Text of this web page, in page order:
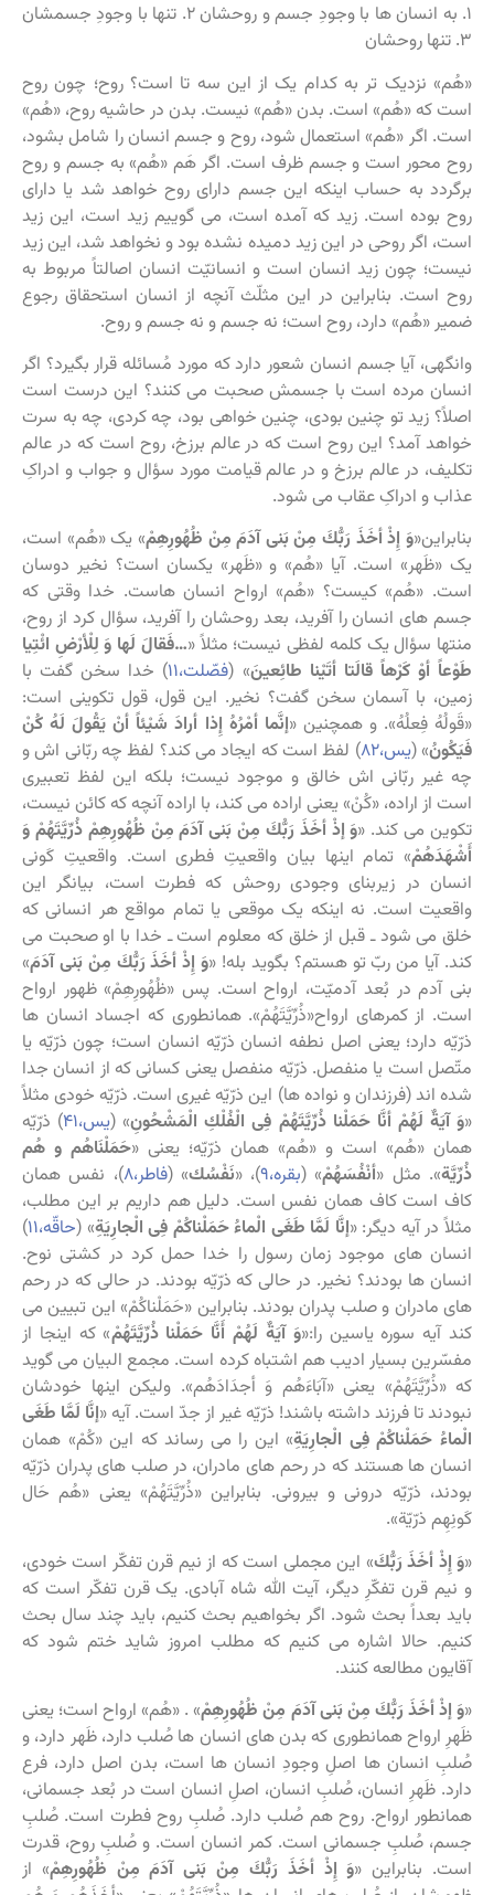
۱. به انسان ها با وجودِ جسم و روحشان ۲. تنها با وجودِ جسمشان
۳. تنها روحشان
«هُم» نزدیک تر به کدام یک از این سه تا است؟ روح؛ چون روح
است که «هُم» است. بدن «هُم» نیست. بدن در حاشیه روح، «هُم»
است. اگر «هُم» استعمال شود، روح و جسم انسان را شامل بشود،
روح محور است و جسم ظرف است. اگر هَم «هُم» به جسم و روح
برگردد به حساب اینکه این جسم دارای روح خواهد شد یا دارای
روح بوده است. زید که آمده است، می گوییم زید است، این زید
است، اگر روحی در این زید دمیده نشده بود و نخواهد شد، این زید
نیست؛ چون زید انسان است و انسانیّت انسان اصالتاً مربوط به
روح است. بنابراین در این مثلّث آنچه از انسان استحقاق رجوع
ضمیر «هُم» دارد، روح است؛ نه جسم و نه جسم و روح.
وانگهی، آیا جسم انسان شعور دارد که مورد مُسائله قرار بگیرد؟ اگر
انسان مرده است با جسمش صحبت می کنند؟ این درست است
اصلاً؟ زید تو چنین بودی، چنین خواهی بود، چه کردی، چه به سرت
خواهد آمد؟ این روح است که در عالم برزخ، روح است که در عالم
تکلیف، در عالم برزخ و در عالم قیامت مورد سؤال و جواب و ادراکِ
عذاب و ادراکِ عقاب می شود.
بنابراین«وَ إِذْ أخَذَ رَبُّكَ مِنْ بَنی‏ آدَمَ مِنْ ظُهُورِهِمْ» یک «هُم» است،
یک «ظَهر» است. آیا «هُم» و «ظَهر» یکسان است؟ نخیر دوسان
است. «هُم» کیست؟ «هُم» ارواح انسان هاست. خدا وقتی که
جسم های انسان را آفرید، بعد روحشان را آفرید، سؤال کرد از روح،
منتها سؤال یک کلمه لفظی نیست؛ مثلاً «…فَقالَ لَها وَ لِلْأرْضِ ائْتِیا
طَوْعاً أوْ كَرْهاً قالَتا أتَیْنا طائِعینَ» (فصّلت،۱۱ ) خدا سخن گفت با
زمین، با آسمان سخن گفت؟ نخیر. این قول، قول تکوینی است:
«قَولُهُ فِعلُهُ». و همچنین «إنَّما أمْرُهُ إِذا أرادَ شَیْئاً أنْ یَقُولَ لَهُ كُنْ
فَیَكُونُ‏» (یس،۸۲
) لفظ است که ایجاد می کند؟ لفظ چه ربّانی اش و
چه غیر ربّانی اش خالق و موجود نیست؛ بلکه این لفظ تعبیری
است از اراده، «كُنْ‏» یعنی اراده می کند، با اراده آنچه که کائن نیست،
تکوین می کند. «وَ إذْ أخَذَ رَبُّكَ مِنْ بَنی‏ آدَمَ مِنْ ظُهُورِهِمْ ذُرِّیَّتَهُمْ وَ
أَشْهَدَهُمْ» تمام اینها بیان واقعیتِ فطری است. واقعیتِ کَونی
انسان در زیربنای وجودی روحش که فطرت است، بیانگر این
واقعیت است. نه اینکه یک موقعی یا تمام مواقع هر انسانی که
خلق می شود ـ قبل از خلق که معلوم است ـ خدا با او صحبت می
کند. آیا من ربّ تو هستم؟ بگوید بله! «وَ إِذْ أخَذَ رَبُّكَ مِنْ بَنی‏ آدَمَ»
بنی آدم در بُعد آدمیّت، ارواح است. پس «ظُهُورِهِمْ» ظهور ارواح
است. از کمرهای ارواح«ذُرِّیَّتَهُمْ». همانطوری که اجساد انسان ها
ذرّیّه دارد؛ یعنی اصل نطفه انسان ذرّیّه انسان است؛ چون ذرّیّه یا
متّصل است یا منفصل. ذرّیّه منفصل یعنی کسانی که از انسان جدا
شده اند (فرزندان و نواده ها) این ذرّیّه غیری است. ذرّیّه خودی مثلاً
«وَ آیَةٌ لَهُمْ أنَّا حَمَلْنا ذُرِّیَّتَهُمْ فِی الْفُلْكِ الْمَشْحُونِ‏» (یس،۴۱ ) ذرّیّه
همان «هُم» است و «هُم» همان ذرّیّه؛ یعنی «حَمَلْنَاهُم و هُم
ذُرِّیَّة». مثل «أنْفُسَهُمْ» (بقره،۹ )، «نَفْسُك» (فاطر،۸ )، نفس همان
کاف است کاف همان نفس است. دلیل هم داریم بر این مطلب،
مثلاً در آیه دیگر: «إنَّا لَمَّا طَغَى الْماءُ حَمَلْناكُمْ فِی الْجارِیَةِ» (حاقّه،۱۱ )
انسان های موجود زمان رسول را خدا حمل کرد در کشتی نوح.
انسان ها بودند؟ نخیر. در حالی که ذرّیّه بودند. در حالی که در رحم
های مادران و صلب پدران بودند. بنابراین «حَمَلْناكُمْ» این تبیین می
کند آیه سوره یاسین را:«وَ آیَةٌ لَهُمْ أَنَّا حَمَلْنا ذُرِّیَّتَهُمْ» که اینجا از
مفسّرین بسیار ادیب هم اشتباه کرده است. مجمع البیان می گوید
که «ذُرِّیَّتَهُمْ» یعنی «آبَاءَهُم وَ أجدَادَهُم». ولیکن اینها خودشان
نبودند تا فرزند داشته باشند! ذرّیّه غیر از جدّ است. آیه «إنَّا لَمَّا طَغَى
الْماءُ حَمَلْناكُمْ فِی الْجارِیَةِ» این را می رساند که این «كُمْ» همان
انسان ها هستند که در رحم های مادران، در صلب های پدران ذرّیّه
بودند، ذرّیّه درونی و بیرونی. بنابراین «ذُرِّیَّتَهُمْ» یعنی «هُم حَال
کَونِهِم ذرّیّة».
«وَ إِذْ أخَذَ رَبُّكَ» این مجملی است که از نیم قرن تفکّر است خودی،
و نیم قرن تفکّرِ دیگر، آیت الله شاه آبادی. یک قرن تفکّر است که
باید بعداً بحث شود. اگر بخواهیم بحث کنیم، باید چند سال بحث
کنیم. حالا اشاره می کنیم که مطلب امروز شاید ختم شود که
آقایون مطالعه کنند.
«وَ إذْ أخَذَ رَبُّكَ مِنْ بَنی‏ آدَمَ مِنْ ظُهُورِهِمْ» . «هُم» ارواح است؛ یعنی
ظَهرِ ارواح همانطوری که بدن های انسان ها صُلب دارد، ظَهر دارد، و
صُلبِ انسان ها اصلِ وجودِ انسان ها است، بدن اصل دارد، فرع
دارد. ظَهرِ انسان، صُلبِ انسان، اصلِ انسان است در بُعد جسمانی،
همانطور ارواح. روح هم صُلب دارد. صُلبِ روح فطرت است. صُلبِ
جسم، صُلبِ جسمانی است. کمر انسان است. و صُلبِ روح، قدرت
است. بنابراین «وَ إِذْ أخَذَ رَبُّكَ مِنْ بَنی‏ آدَمَ مِنْ ظُهُورِهِمْ» از